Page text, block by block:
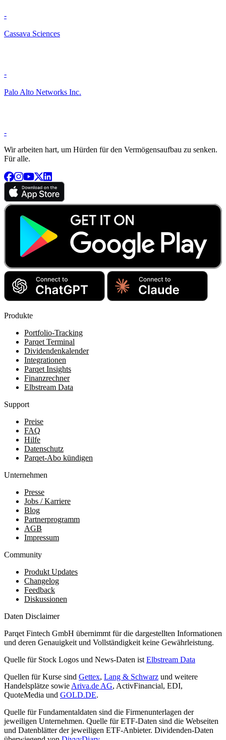
-
Cassava Sciences
-
Palo Alto Networks Inc.
-
Wir arbeiten hart, um Hürden für den Vermögensaufbau zu senken.
Für alle.
Produkte
Portfolio-Tracking
Parqet Terminal
Dividendenkalender
Integrationen
Parqet Insights
Finanzrechner
Elbstream Data
Support
Preise
FAQ
Hilfe
Datenschutz
Parqet-Abo kündigen
Unternehmen
Presse
Jobs / Karriere
Blog
Partnerprogramm
AGB
Impressum
Community
Produkt Updates
Changelog
Feedback
Diskussionen
Daten Disclaimer
Parqet Fintech GmbH übernimmt für die dargestellten Informationen
und deren Genauigkeit und Vollständigkeit keine Gewährleistung.
Quelle für Stock Logos und News-Daten ist Elbstream Data
Quellen für Kurse sind Gettex, Lang & Schwarz und weitere
Handelsplätze sowie Ariva.de AG, ActivFinancial, EDI,
QuoteMedia und GOLD.DE.
Quelle für Fundamentaldaten sind die Firmenunterlagen der
jeweiligen Unternehmen. Quelle für ETF-Daten sind die Webseiten
und Datenblätter der jeweiligen ETF-Anbieter. Dividenden-Daten